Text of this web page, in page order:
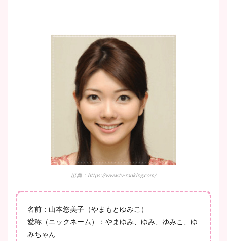
大家彩香アナのかわいいカッ
プ画像まとめ！同期や実家に
wikiプロフも！
安藤萌々アナのカップ画像や
ニット衣装まとめ！美足の筋
鈴木唯の太ってた時の体重が
イエット方は？昔と現在を画
出典：https://www.tv-ranking.com/
名前：山本悠美子（やまもとゆみこ）
愛称（ニックネーム）：やまゆみ、ゆみ、ゆみこ、ゆ
みちゃん